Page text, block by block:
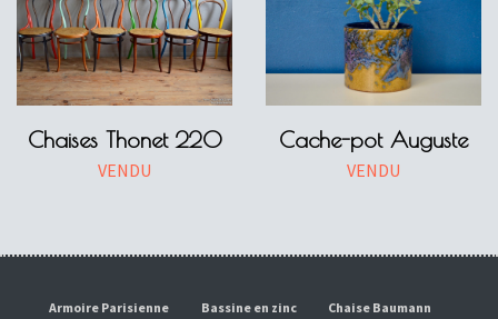
Chaises Thonet 220
VENDU
Cache-pot Auguste
VENDU
Armoire Parisienne Bassine en zinc
Chaise Baumann